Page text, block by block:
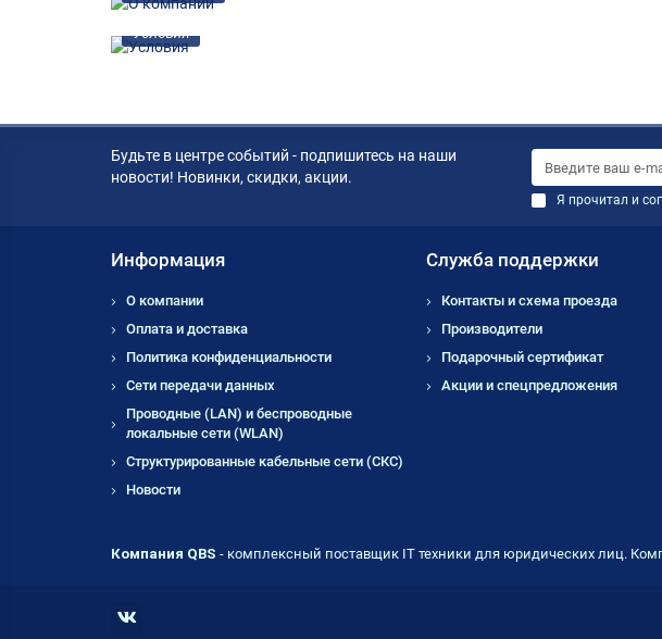
Условия
Будьте в центре событий - подпишитесь на наши
новости! Новинки, скидки, акции.
Я прочитал и
Информация
О компании
Оплата и доставка
Политика конфиденциальности
Сети передачи данных
Проводные (LAN) и беспроводные
локальные сети (WLAN)
Структурированные кабельные сети (СКС)
Новости
Служба поддержки
Контакты и схема проезда
Производители
Подарочный сертификат
Акции и спецпредложения
Компания QBS - комплексный поставщик IT техники для юридических лиц.